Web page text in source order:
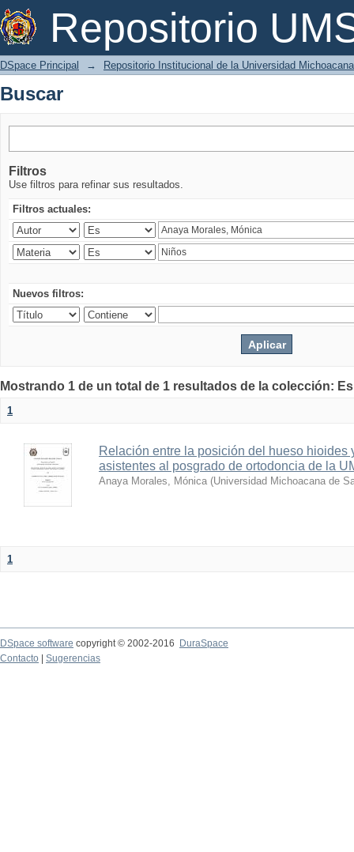
Repositorio
Buscar
DSpace Principal → Repositorio Institucional de la Universidad
Buscar
Filtros
Use filtros para refinar sus resultados.
Filtros actuales:
Nuevos filtros:
Mostrando 1 de un total de 1 resultados de la colección:
1
Relación entre la posición del hueso hioides
asistentes al posgrado de ortodoncia de la
Anaya Morales, Mónica (Universidad Michoacana de
1
DSpace software copyright © 2002-2016
DuraSpace
Contacto
Sugerencias